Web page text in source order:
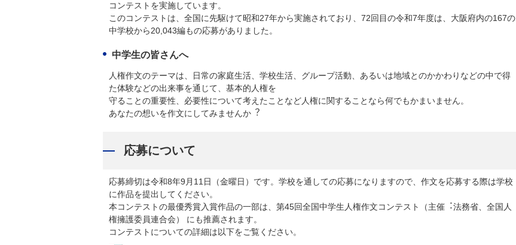
コンテストを実施しています。
このコンテストは、全国に先駆けて昭和27年から実施されており、72回⽬の令和7年度は、⼤阪府内の167の
中学校から20,043編もの応募がありました。
中学生の皆さんへ
⼈権作⽂のテーマは、⽇常の家庭⽣活、学校⽣活、グループ活動、あるいは地域とのかかわりなどの中で得
た体験などの出来事を通じて、基本的⼈権を
守ることの重要性、必要性について考えたことなど⼈権に関することなら何でもかまいません。
あなたの想いを作⽂にしてみませんか︖
応募について
応募締切は令和8年9⽉11⽇（⾦曜⽇）です。学校を通しての応募になりますので、作⽂を応募する際は学校
に作品を提出してください。
本コンテストの最優秀賞⼊賞作品の⼀部は、第45回全国中学⽣⼈権作⽂コンテスト（主催︓法務省、全国⼈
権擁護委員連合会） にも推薦されます。
コンテストについての詳細は以下をご覧ください。